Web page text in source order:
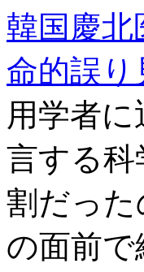
韓国慶北
命的誤り
用学者
言する
割だっ
の面前